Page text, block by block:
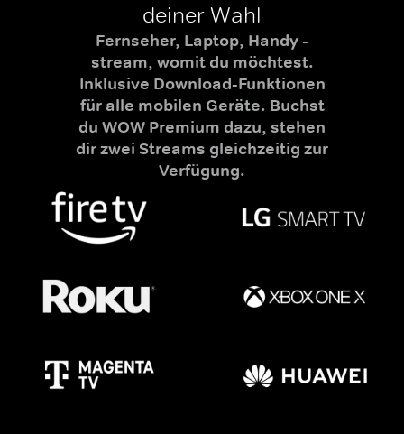
deiner Wahl
Fernseher, Laptop, Handy -
stream, womit du möchtest.
Inklusive Download-Funktionen
für alle mobilen Geräte. Buchst
du WOW Premium dazu, stehen
dir zwei Streams gleichzeitig zur
Verfügung.